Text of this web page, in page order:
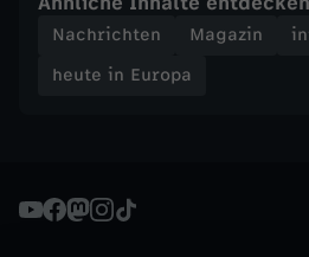
e
E
Nachrichten Magazin
heute in Europa